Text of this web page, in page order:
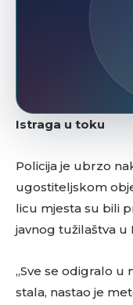
Istraga u toku
Policija je ubrzo
ugostiteljskom
licu mjesta su bili
javnog tužilaštva u
„Sve se odigralo
stala, nastao je